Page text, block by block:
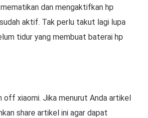
dan mengaktifkan hp
aktif. Tak perlu takut lagi lupa
tidur yang membuat baterai hp
off xiaomi. Jika menurut Anda artikel
share artikel ini agar dapat